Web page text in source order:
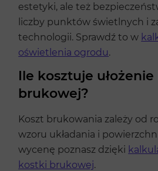
estetyki, ale też
liczby punktów świetlnych i
technologii. Sprawdź to w
oświetlenia ogrodu.
Ile kosztuje
brukowej?
Koszt brukowania zależy od
wzoru układania i
wycenę poznasz dzięki
kostki brukowej.